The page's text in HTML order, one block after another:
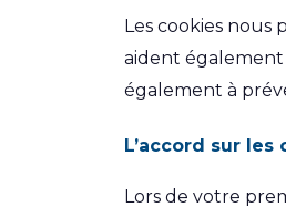
Les cookies
aident également
également à
L’accord sur
Lors de votre